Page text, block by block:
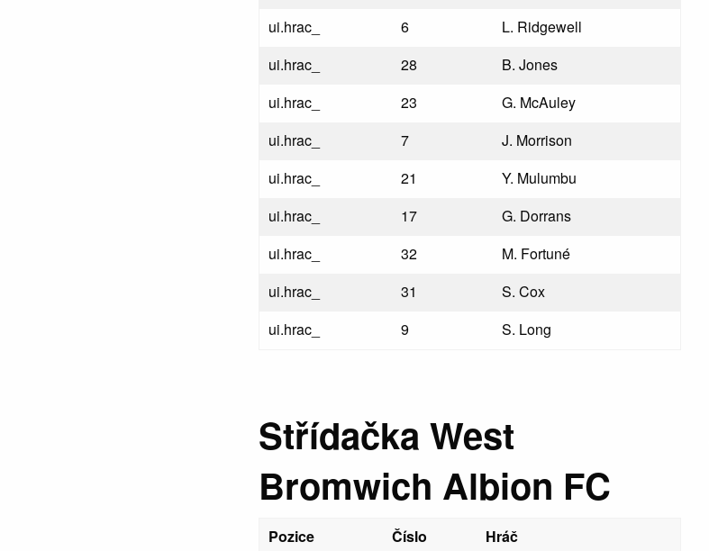
ui.hrac_
6
L. Ridgewell
ui.hrac_
28
B. Jones
ui.hrac_
23
G. McAuley
ui.hrac_
7
J. Morrison
ui.hrac_
21
Y. Mulumbu
ui.hrac_
17
G. Dorrans
ui.hrac_
32
M. Fortuné
ui.hrac_
31
S. Cox
ui.hrac_
9 S. Long
Střídačka West
Bromwich Albion FC
Pozice Číslo
Hráč